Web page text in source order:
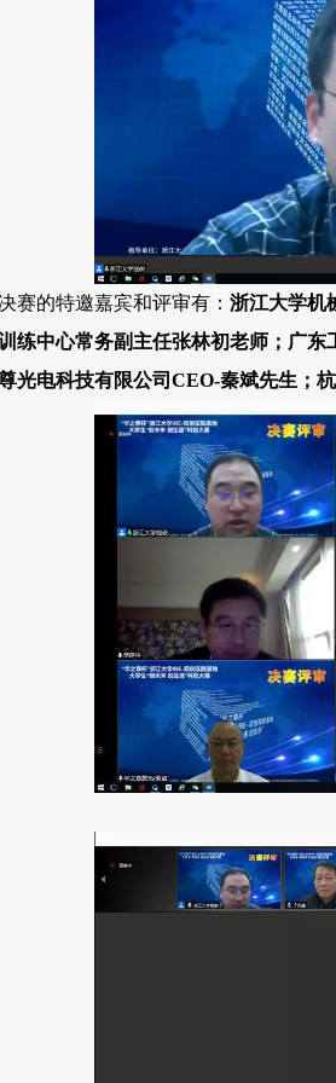
的特邀嘉宾和评审有： 浙江大学机
练中心常务副主任张林初老师； 广东
光电科技有限公司CEO-秦斌先生；